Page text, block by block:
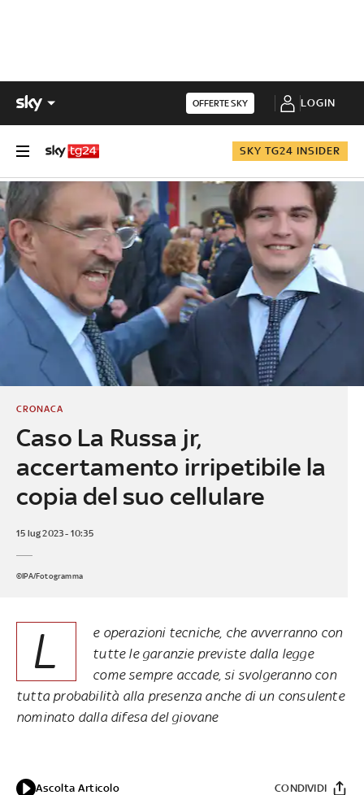
OFFERTE SKY LOGIN
SKY TG24 INSIDER
Caso La Russa jr,
accertamento irripetibile la
copia del suo cellulare
CRONACA
15 lug 2023 - 10:35
©IPA/Fotogramma
L
e operazioni tecniche, che avverranno con
tutte le garanzie previste dalla legge
come sempre accade, si svolgeranno con
tutta probabilità alla presenza anche di un consulente
nominato dalla difesa del giovane
Ascolta Articolo
CONDIVIDI